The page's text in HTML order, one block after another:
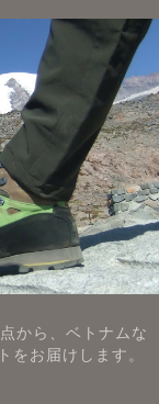
から、ベトナムな
をお届けします。